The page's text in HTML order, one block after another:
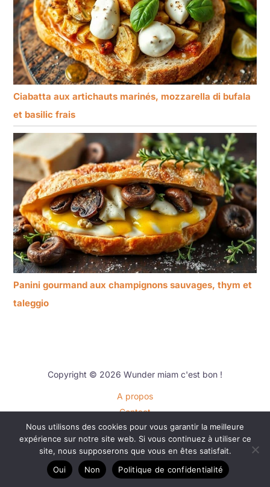
Ciabatta aux artichauts marinés, mozzarella di bufala
et basilic frais
Panini gourmand aux champignons sauvages, thym et
taleggio
Copyright © 2026 Wunder miam c'est bon !
A propos
Contact
Plan du site
Mentions légales
Politique de confidentialité
Nous utilisons des cookies pour vous garantir la meilleure
expérience sur notre site web. Si vous continuez à utiliser ce
site, nous supposerons que vous en êtes satisfait.
Oui
Non Politique de confidentialité